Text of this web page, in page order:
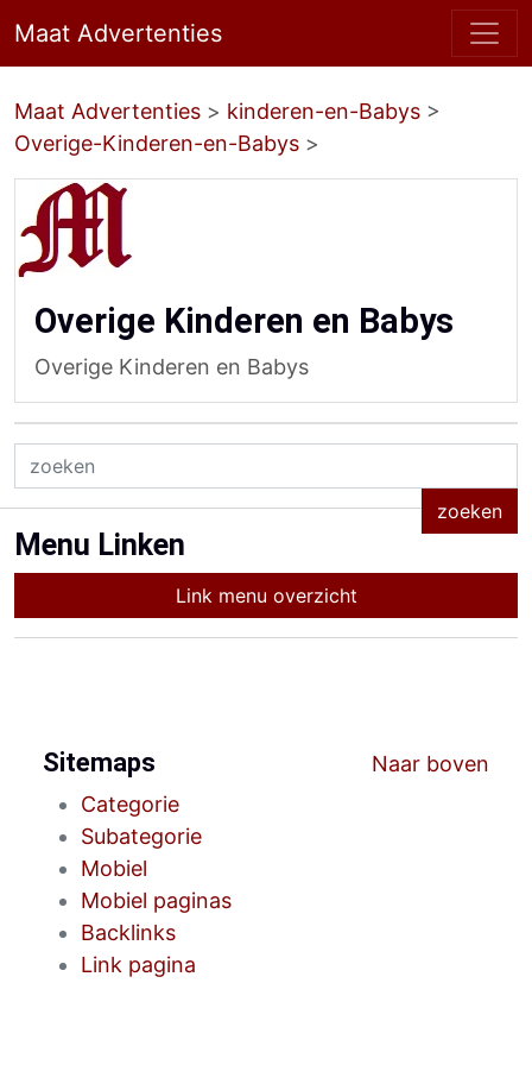
Maat Advertenties
Maat Advertenties > kinderen-en-Babys >
Overige-Kinderen-en-Babys >
Overige Kinderen en Babys
Overige Kinderen en Babys
Menu Linken
Link menu overzicht
Naar boven
Sitemaps
Categorie
Subategorie
Mobiel
Mobiel paginas
Backlinks
Link pagina